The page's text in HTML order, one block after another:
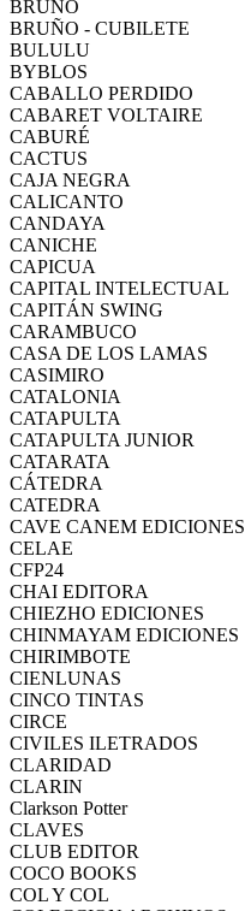
BRUÑO
BRUÑO - CUBILETE
BULULU
BYBLOS
CABALLO PERDIDO
CABARET VOLTAIRE
CABURÉ
CACTUS
CAJA NEGRA
CALICANTO
CANDAYA
CANICHE
CAPICUA
CAPITAL INTELECTUAL
CAPITÁN SWING
CARAMBUCO
CASA DE LOS LAMAS
CASIMIRO
CATALONIA
CATAPULTA
CATAPULTA JUNIOR
CATARATA
CÁTEDRA
CATEDRA
CAVE CANEM EDICIONES
CELAE
CFP24
CHAI EDITORA
CHIEZHO EDICIONES
CHINMAYAM EDICIONES
CHIRIMBOTE
CIENLUNAS
CINCO TINTAS
CIRCE
CIVILES ILETRADOS
CLARIDAD
CLARIN
Clarkson Potter
CLAVES
CLUB EDITOR
COCO BOOKS
COL Y COL